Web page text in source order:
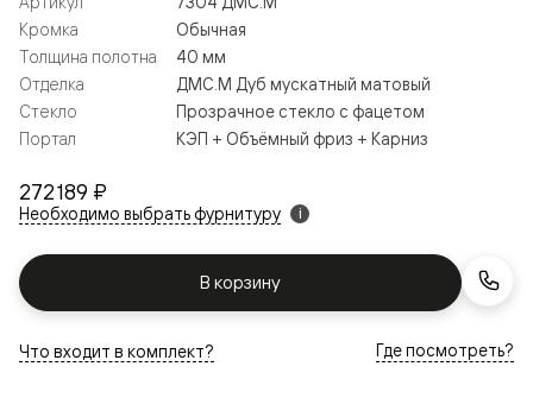
272 189 ₽
Необходимо выбрать фурнитуру i
В корзину
Кромка
Обычная
Толщина полотна
40 мм
Отделка
ДМС.М Дуб мускатный матовый
Стекло
Прозрачное стекло с фацетом
Портал
КЭП + Объёмный фриз + Карниз
Что входит в комплект? Где посмотреть?